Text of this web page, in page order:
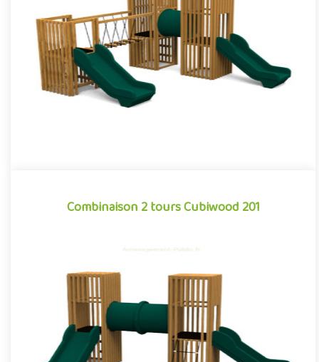
Structure pour aires de jeux extérieurs caractérisée par ses
lignes cubiques et son habillage à claire-voie composé de
bardag..
Offre partenaire
Combinaison 2 tours Cubiwood 201
Combinaison 2 tours Cubiwood 201
Structure pour aires de jeux extérieurs caractérisée par ses
lignes cubiques et son habillage à claire-voie composé de
Offre partenaire